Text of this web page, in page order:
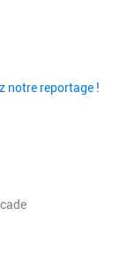
notre reportage !